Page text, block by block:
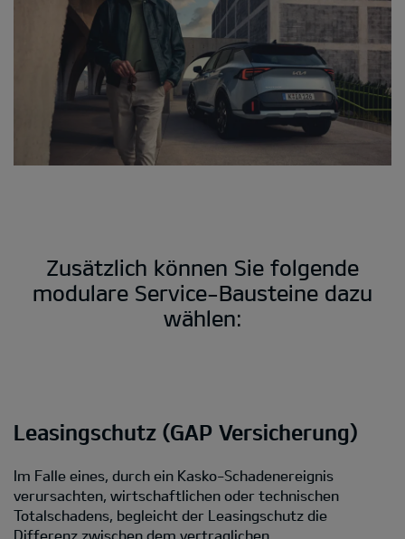
Zusätzlich können Sie folgende
modulare Service-Bausteine dazu
wählen:
Leasingschutz (GAP Versicherung)
Im Falle eines, durch ein Kasko-Schadenereignis
verursachten, wirtschaftlichen oder technischen
Totalschadens, begleicht der Leasingschutz die
Differenz zwischen dem vertraglichen